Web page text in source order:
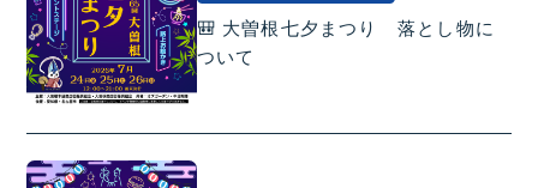
🎒 大曽根七夕まつり 落とし物に
ついて